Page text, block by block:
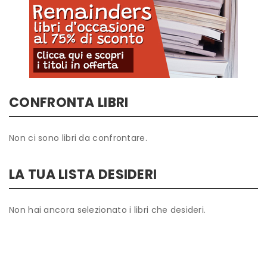
CONFRONTA LIBRI
Non ci sono libri da confrontare.
LA TUA LISTA DESIDERI
Non hai ancora selezionato i libri che desideri.